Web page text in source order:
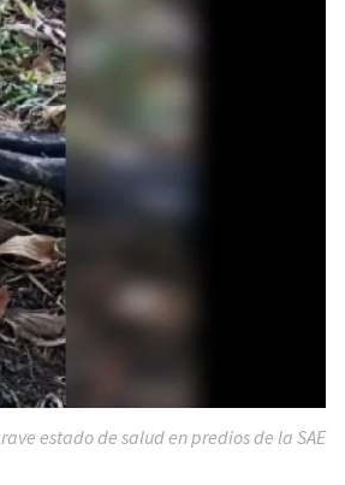
estado de salud en predios de la SAE